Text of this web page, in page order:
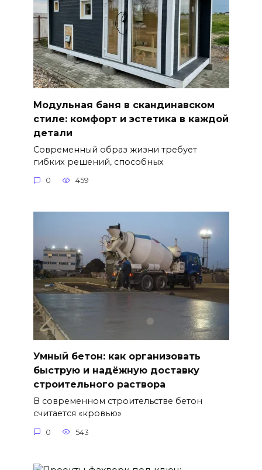
Модульная баня в скандинавском
стиле: комфорт и эстетика в каждой
детали
Современный образ жизни требует
гибких решений, способных
0 459
Умный бетон: как организовать
быструю и надёжную доставку
строительного раствора
В современном строительстве бетон
считается «кровью»
0 543